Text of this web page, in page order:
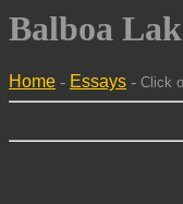
Balboa
Home - Essays - Click